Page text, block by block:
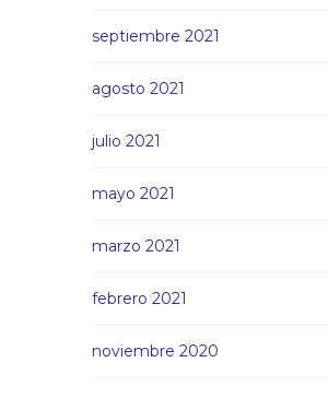
septiembre 2021
agosto 2021
julio 2021
mayo 2021
marzo 2021
febrero 2021
noviembre 2020